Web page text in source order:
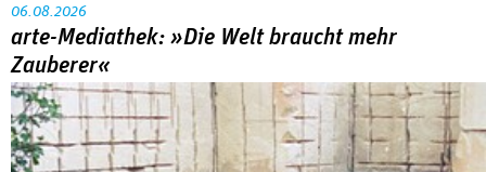
06.08.2026
arte-Mediathek: »Die Welt braucht mehr
Zauberer«